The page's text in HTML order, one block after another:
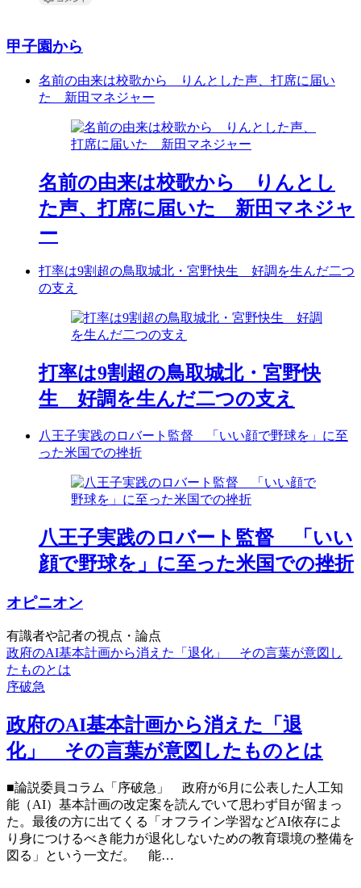
甲子園から
名前の由来は校歌から りんとした声、打席に届い
た 新田マネジャー
名前の由来は校歌から りんとし
た声、打席に届いた 新田マネジャ
ー
打率は9割超の鳥取城北・宮野快生 好調を生んだ二つ
の支え
打率は9割超の鳥取城北・宮野快
生 好調を生んだ二つの支え
八王子実践のロバート監督 「いい顔で野球を」に至
った米国での挫折
八王子実践のロバート監督 「いい
顔で野球を」に至った米国での挫折
オピニオン
有識者や記者の視点・論点
政府のAI基本計画から消えた「退化」 その言葉が意図し
たものとは
序破急
政府のAI基本計画から消えた「退
化」 その言葉が意図したものとは
■論説委員コラム「序破急」 政府が6月に公表した人工知
能（AI）基本計画の改定案を読んでいて思わず目が留まっ
た。最後の方に出てくる「オフライン学習などAI依存によ
り身につけるべき能力が退化しないための教育環境の整備を
図る」という一文だ。 能…